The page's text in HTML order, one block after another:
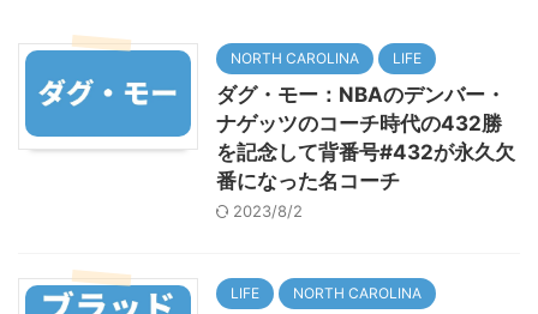
NORTH CAROLINA LIFE
ダグ・モー：NBAのデンバー・
ナゲッツのコーチ時代の432勝
を記念して背番号#432が永久欠
番になった名コーチ
2023/8/2
LIFE NORTH CAROLINA